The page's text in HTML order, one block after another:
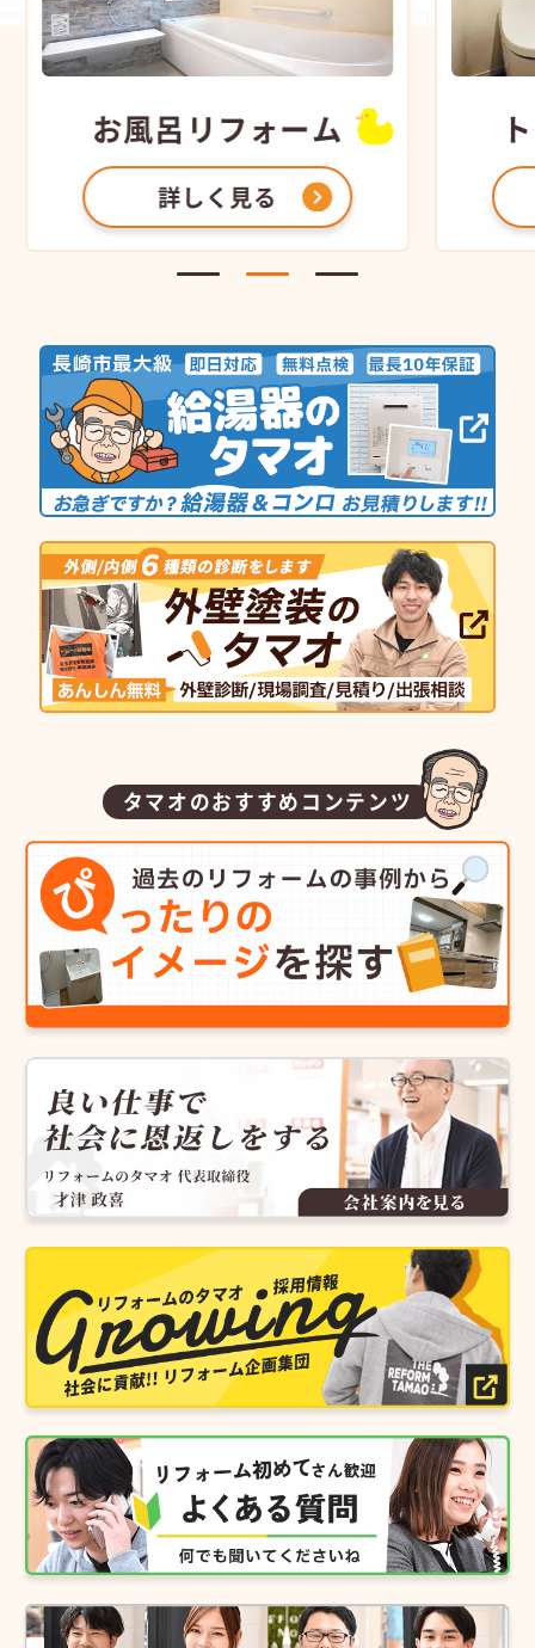
お風呂 リフォーム
詳しく見る
タマオのおすすめコンテンツ